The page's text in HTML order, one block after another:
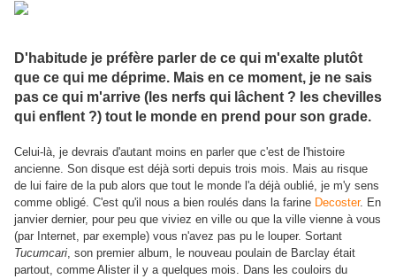
D'habitude je préfère parler de ce qui m'exalte plutôt
que ce qui me déprime. Mais en ce moment, je ne sais
pas ce qui m'arrive (les nerfs qui lâchent ? les chevilles
qui enflent ?) tout le monde en prend pour son grade.
Celui-là, je devrais d'autant moins en parler que c'est de l'histoire
ancienne. Son disque est déjà sorti depuis trois mois. Mais au risque
de lui faire de la pub alors que tout le monde l'a déjà oublié, je m'y sens
comme obligé. C'est qu'il nous a bien roulés dans la farine Decoster. En
janvier dernier, pour peu que viviez en ville ou que la ville vienne à vous
(par Internet, par exemple) vous n'avez pas pu le louper. Sortant
Tucumcari, son premier album, le nouveau poulain de Barclay était
partout, comme Alister il y a quelques mois. Dans les couloirs du